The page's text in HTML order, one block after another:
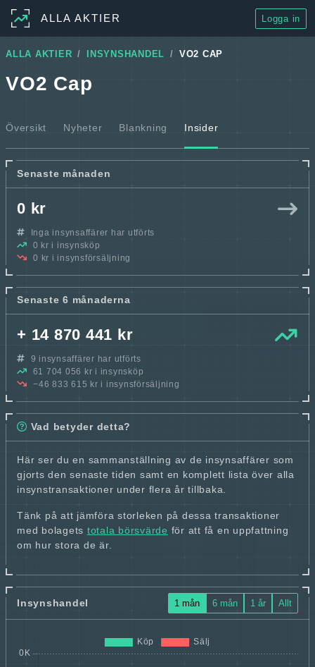
ALLA AKTIER Logga in
ALLA AKTIER INSYNSHANDEL VO2 CAP
VO2 Cap
Översikt Nyheter Blankning Insider
Senaste månaden
0 kr
Inga insynsaffärer har utförts
0 kr i insynsköp
0 kr i insynsförsäljning
Senaste 6 månaderna
+ 14 870 441 kr
9 insynsaffärer har utförts
61 704 056 kr i insynsköp
−46 833 615 kr i insynsförsäljning
Vad betyder detta?
Här ser du en sammanställning av de insynsaffärer som
gjorts den senaste tiden samt en komplett lista över alla
insynstransaktioner under flera år tillbaka.
Tänk på att jämföra storleken på dessa transaktioner
med bolagets totala börsvärde för att få en uppfattning
om hur stora de är.
Insynshandel 1 mån 6 mån 1 år Allt